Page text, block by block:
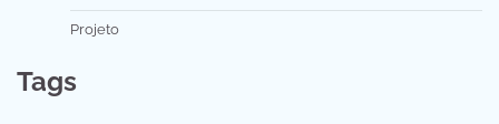
Projeto
Tags